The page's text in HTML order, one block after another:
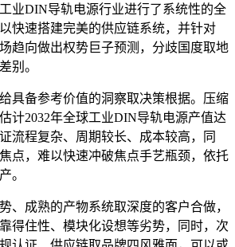
业DIN导轨电源行业进行了系统性的全
快速搭建完美的供应链系统，并针对
趋向做出权势巨子预测，分歧国度取地
别。
备参考价值的洞察取决策根据。压缩
计2032年全球工业DIN导轨电源产值达
流程复杂、周期较长、成本较高，同
点，难以快速冲破焦点手艺瓶颈，依托
。
成熟的产物系统取深度的客户合做，
得住性、模块化设想等劣势，同时，次